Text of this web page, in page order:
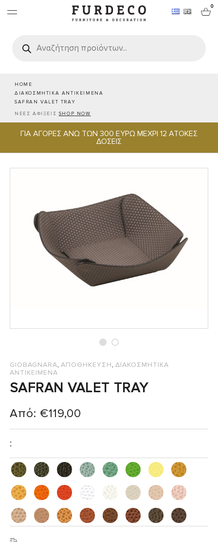
0
search
HOME
ΔΙΑΚΟΣΜΗΤΙΚΑ ΑΝΤΙΚΕΙΜΕΝΑ
SAFRAN VALET TRAY
ΝΕΕΣ ΑΦΙΞΕΙΣ SHOP NOW
ΓΙΑ ΑΓΟΡΕΣ ΑΝΩ ΤΩΝ 300 ΕΥΡΩ ΜΕΧΡΙ 12 ΑΤΟΚΕΣ
ΔΟΣΕΙΣ
ΕΠΙΠΛΑ
ΧΑΛΙΑ
ΕΙΔΗ ΣΕΡΒΙΡΙΣΜΑΤΟΣ & ΦΙΛΟΞΕΝΙΑΣ
GIOBAGNARA, ΑΠΟΘΗΚΕΥΣΗ, ΔΙΑΚΟΣΜΗΤΙΚΑ
ΑΝΤΙΚΕΙΜΕΝΑ
SAFRAN VALET TRAY
Από: €119,00
: